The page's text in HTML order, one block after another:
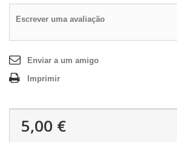
Escrever uma avaliação
Enviar a um amigo
Imprimir
5,00 €